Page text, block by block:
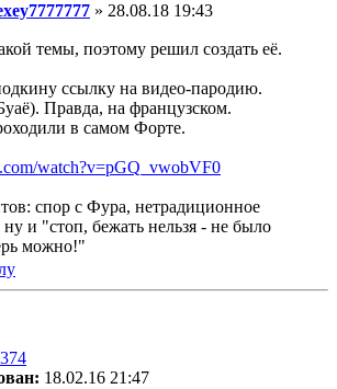
» 28.08.18 19:43
темы, поэтому решил создать её.
ссылку на видео-пародию.
Правда, на французском.
в самом Форте.
watch?v=pGQ_vwobVF0
спор с Фура, нетрадиционное
и "стоп, бежать нельзя - не было
можно!"
374
18.02.16 21:47